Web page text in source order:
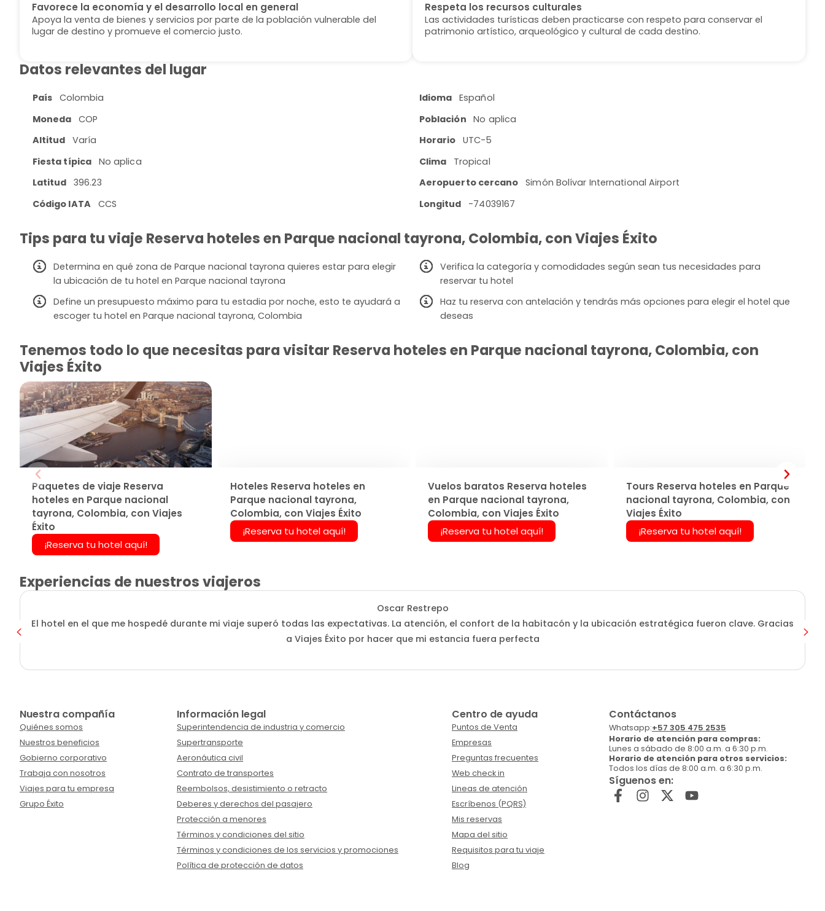
Favorece la economía y el desarrollo local en general
Apoya la venta de bienes y servicios por parte de la población vulnerable del
lugar de destino y promueve el comercio justo.
Respeta los recursos culturales
Las actividades turísticas deben practicarse con respeto para conservar el
patrimonio artístico, arqueológico y cultural de cada destino.
Datos relevantes del lugar
País Colombia Idioma Español
Moneda COP Población
No aplica
Altitud
Varía Horario
UTC-5
Fiesta típica No aplica Clima
Tropical
Latitud
396.23 Aeropuerto cercano
Simón Bolívar International Airport
Código IATA
CCS Longitud -74039167
Tips para tu viaje Reserva hoteles en Parque nacional tayrona, Colombia, con Viajes Éxito
Determina en qué zona de Parque nacional tayrona quieres estar para elegir
la ubicación de tu hotel en Parque nacional tayrona
Verifica la categoría y comodidades según sean tus necesidades para
reservar tu hotel
Define un presupuesto máximo para tu estadia por noche, esto te ayudará a
escoger tu hotel en Parque nacional tayrona, Colombia
Haz tu reserva con antelación y tendrás más opciones para elegir el hotel que
deseas
Tenemos todo lo que necesitas para visitar Reserva hoteles en Parque nacional tayrona, Colombia, con
Viajes Éxito
Paquetes de viaje Reserva
hoteles en Parque nacional
tayrona, Colombia, con Viajes
Éxito
¡Reserva tu hotel aquí!
Hoteles Reserva hoteles en
Parque nacional tayrona,
Colombia, con Viajes Éxito
¡Reserva tu hotel aquí!
Vuelos baratos Reserva hoteles
en Parque nacional tayrona,
Colombia, con Viajes Éxito
¡Reserva tu hotel aquí!
Tours Reserva hoteles en Parque
nacional tayrona, Colombia, con
Viajes Éxito
¡Reserva tu hotel aquí!
Experiencias de nuestros viajeros
Oscar Restrepo
El hotel en el que me hospedé durante mi viaje superó todas las expectativas. La atención, el confort de la habitacón y la ubicación estratégica fueron clave. Gracias
a Viajes Éxito por hacer que mi estancia fuera perfecta
Nuestra compañía
Quiénes somos
Nuestros beneficios
Gobierno corporativo
Trabaja con nosotros
Viajes para tu empresa
Grupo Éxito
Información legal
Superintendencia de industria y comercio
Supertransporte
Aeronáutica civil
Contrato de transportes
Reembolsos, desistimiento o retracto
Deberes y derechos del pasajero
Protección a menores
Términos y condiciones del sitio
Términos y condiciones de los servicios y promociones
Política de protección de datos
Centro de ayuda
Puntos de Venta
Empresas
Preguntas frecuentes
Web check in
Lineas de atención
Escríbenos (PQRS)
Mis reservas
Mapa del sitio
Requisitos para tu viaje
Blog
Contáctanos
Whatsapp:+57 305 475 2535
Horario de atención para compras:
Lunes a sábado de 8:00 a.m. a 6:30 p.m.
Horario de atención para otros servicios:
Todos los días de 8:00 a.m. a 6:30 p.m.
Síguenos en: